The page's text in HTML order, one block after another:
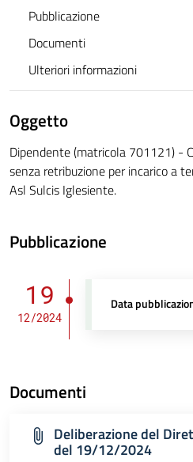
Pubblicazione
Documenti
Ulteriori informazioni
Oggetto
Dipendente (matricola 701121) -
senza retribuzione per incarico a
Asl Sulcis Iglesiente.
Pubblicazione
19
12/2024
Data
Documenti
Deliberazione del
del 19/12/2024